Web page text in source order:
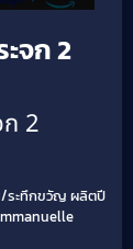
จก 2
2
ระทึกขวัญ ผลิตปี